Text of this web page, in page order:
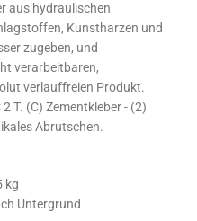
aus hydraulischen
Kunstharzen und
zugeben, und
verarbeitbaren,
verlauffreien Produkt.
T. (C) Zementkleber - (2)
Abrutschen.
kg
Untergrund